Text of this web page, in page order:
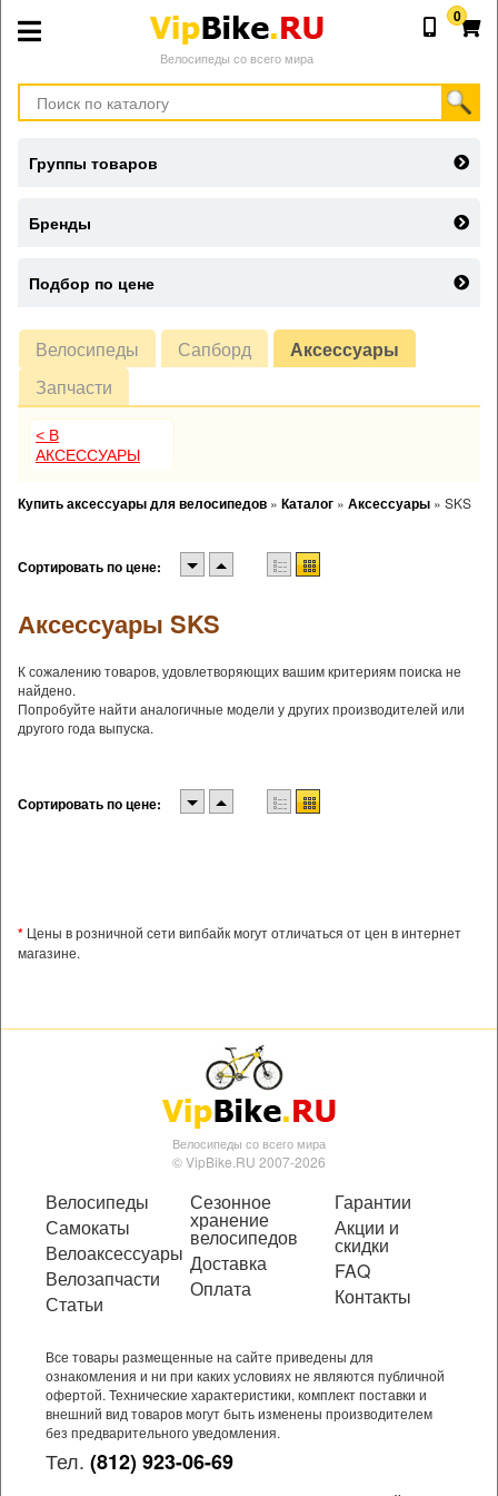
Велосипеды со всего мира
0
Велосипеды Сапборд
Аксессуары
Запчасти
< В
АКСЕССУАРЫ
Купить аксессуары для велосипедов » Каталог » Аксессуары » SKS
Сортировать по цене:
Аксессуары SKS
К сожалению товаров, удовлетворяющих вашим критериям поиска не
найдено.
Попробуйте найти аналогичные модели у других производителей или
другого года выпуска.
Сортировать по цене:
* Цены в розничной сети випбайк могут отличаться от цен в интернет
магазине.
Группы товаров
Бренды
Подбор по цене
Велосипеды со всего мира
© VipBike.RU 2007-2026
Велосипеды
Самокаты
Велоаксессуары
Велозапчасти
Статьи
Сезонное
хранение
велосипедов
Доставка
Оплата
Гарантии
Акции и
скидки
FAQ
Контакты
Все товары размещенные на сайте приведены для
ознакомления и ни при каких условиях не являются публичной
офертой. Технические характеристики, комплект поставки и
внешний вид товаров могут быть изменены производителем
без предварительного уведомления.
Тел. (812) 923-06-69